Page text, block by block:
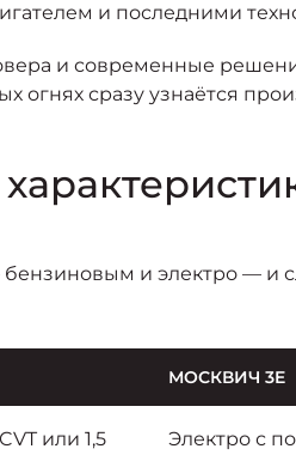
и последними
и современные
огнях сразу узнаётся
и электро — и
МОСКВИЧ 3E
или 1,5
Электро с